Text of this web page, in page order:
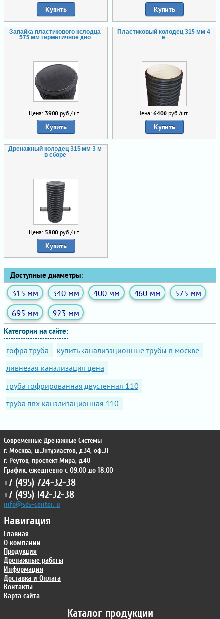
Купить Купить
Запайка пластикового колодца
575 мм герметичное дно
Цена: 3900 руб./шт.
Купить
Пластиковый колодец 315 мм 4
м
Цена: 6400 руб./шт.
Купить
Дренажный колодец 315 мм 3 м
в сборе
Цена: 5800 руб./шт.
Купить
Доступные диаметры:
315 мм 340 мм 400 мм 460 мм
575 мм
695 мм
923 мм
Категории на сайте:
гофра труба
купить канализационные трубы в москве
ливневая канализация цена
труба гофрированная двустенная 110
труба пвх канализационная 110
Каталог продукции
Навигация
Главная
О компании
Продукция
Дренажные работы
Информация
Доставка и Оплата
Контакты
Карта сайта
Современные Дренажные Системы
г. Москва, ш.Энтузиастов, д.34, оф.31
г. Реутов, проспект Мира, д.40
График: ежедневно с 09:00 до 18:00
+7 (495) 724-32-38
+7 (495) 142-32-38
info@sds-center.ru